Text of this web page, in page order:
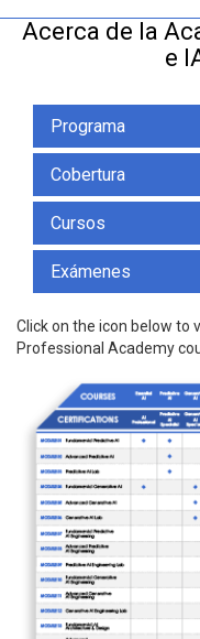
Acerca de la
e
Programa
Cobertura
Cursos
Exámenes
Click on the icon below to
Professional Academy